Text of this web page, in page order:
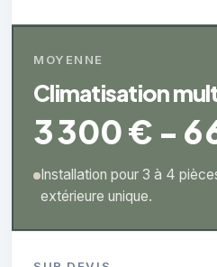
MOYENNE
Climatisation
3 300 € - 6
Installation pour 3 à 4
extérieure unique.